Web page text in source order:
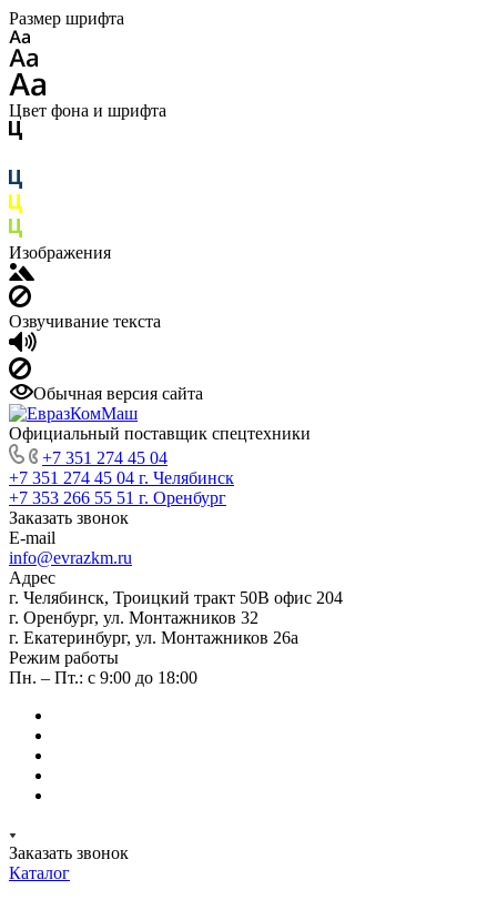
Размер шрифта
Цвет фона и шрифта
Изображения
Озвучивание текста
Обычная версия сайта
Официальный поставщик спецтехники
+7 351 274 45 04
+7 351 274 45 04 г. Челябинск
+7 353 266 55 51 г. Оренбург
Заказать звонок
E-mail
info@evrazkm.ru
Адрес
г. Челябинск, Троицкий тракт 50В офис 204
г. Оренбург, ул. Монтажников 32
г. Екатеринбург, ул. Монтажников 26а
Режим работы
Пн. – Пт.: с 9:00 до 18:00
Заказать звонок
Каталог